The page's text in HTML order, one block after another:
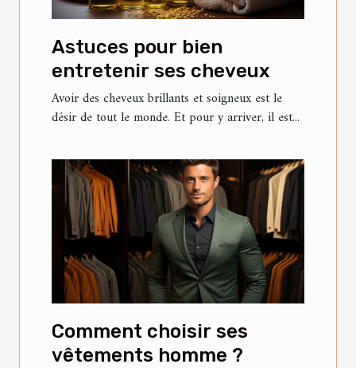
Astuces pour bien
entretenir ses cheveux
Avoir des cheveux brillants et soigneux est le
désir de tout le monde. Et pour y arriver, il est...
Comment choisir ses
vêtements homme ?